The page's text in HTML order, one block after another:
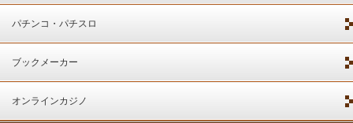
パチンコ・パチスロ
ブックメーカー
オンラインカジノ